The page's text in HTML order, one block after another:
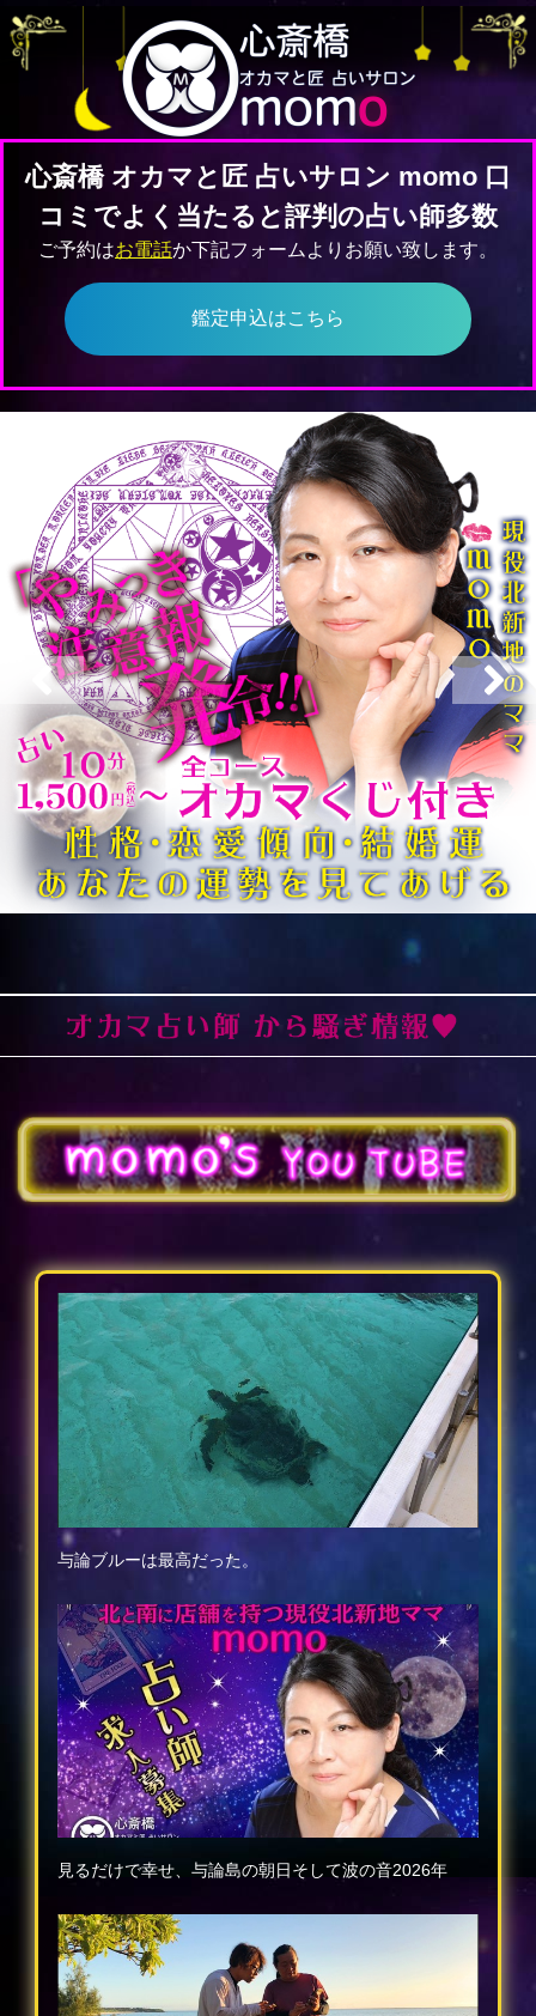
心斎橋 オカマと匠 占いサロン momo 口
コミでよく当たると評判の占い師多数
ご予約はお電話か下記フォームよりお願い致します。
鑑定申込はこちら
与論ブルーは最高だった。
見るだけで幸せ、与論島の朝日そして波の音2026年